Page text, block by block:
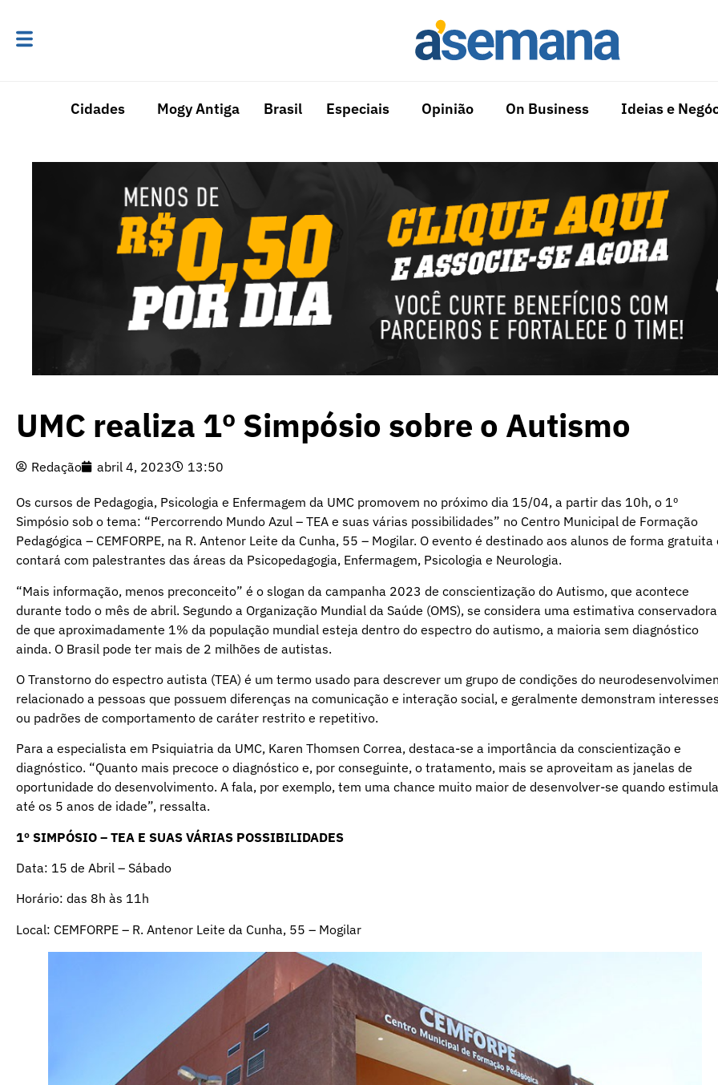
Cidades Mogy Antiga Brasil Especiais Opinião On Business Ideias e
UMC realiza 1º Simpósio sobre o Autismo
Redação abril 4, 2023 13:50
Os cursos de Pedagogia, Psicologia e Enfermagem da UMC promovem no próximo dia 15/04, a partir das 10h, o 1º
Simpósio sob o tema: “Percorrendo Mundo Azul – TEA e suas várias possibilidades” no Centro Municipal de Formação
Pedagógica – CEMFORPE, na R. Antenor Leite da Cunha, 55 – Mogilar. O evento é destinado aos alunos de forma gratuita
contará com palestrantes das áreas da Psicopedagogia, Enfermagem, Psicologia e Neurologia.
“Mais informação, menos preconceito” é o slogan da campanha 2023 de conscientização do Autismo, que acontece
durante todo o mês de abril. Segundo a Organização Mundial da Saúde (OMS), se considera uma estimativa
de que aproximadamente 1% da população mundial esteja dentro do espectro do autismo, a maioria sem diagnóstico
ainda. O Brasil pode ter mais de 2 milhões de autistas.
O Transtorno do espectro autista (TEA) é um termo usado para descrever um grupo de condições do
relacionado a pessoas que possuem diferenças na comunicação e interação social, e geralmente demonstram
ou padrões de comportamento de caráter restrito e repetitivo.
Para a especialista em Psiquiatria da UMC, Karen Thomsen Correa, destaca-se a importância da conscientização e
diagnóstico. “Quanto mais precoce o diagnóstico e, por conseguinte, o tratamento, mais se aproveitam as janelas de
oportunidade do desenvolvimento. A fala, por exemplo, tem uma chance muito maior de desenvolver-se quando
até os 5 anos de idade”, ressalta.
1º SIMPÓSIO – TEA E SUAS VÁRIAS POSSIBILIDADES
Data: 15 de Abril – Sábado
Horário: das 8h às 11h
Local: CEMFORPE – R. Antenor Leite da Cunha, 55 – Mogilar